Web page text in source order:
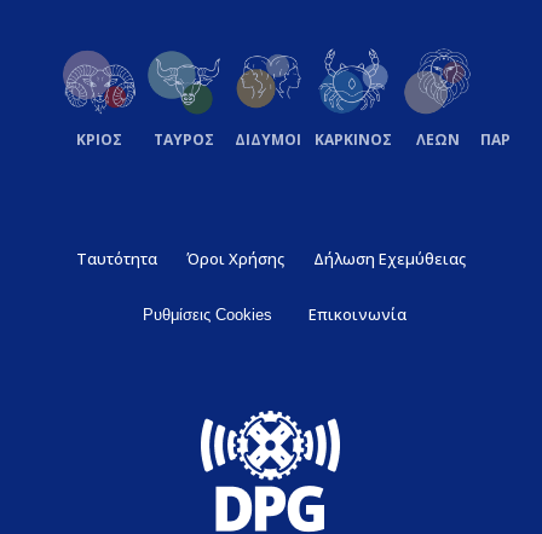
ΚΡΙΟΣ ΤΑΥΡΟΣ ΔΙΔΥΜΟΙ ΚΑΡΚΙΝΟΣ ΛΕΩΝ
Ταυτότητα Όροι Χρήσης Δήλωση Εχεμύθειας
Ρυθμίσεις Cookies Επικοινωνία